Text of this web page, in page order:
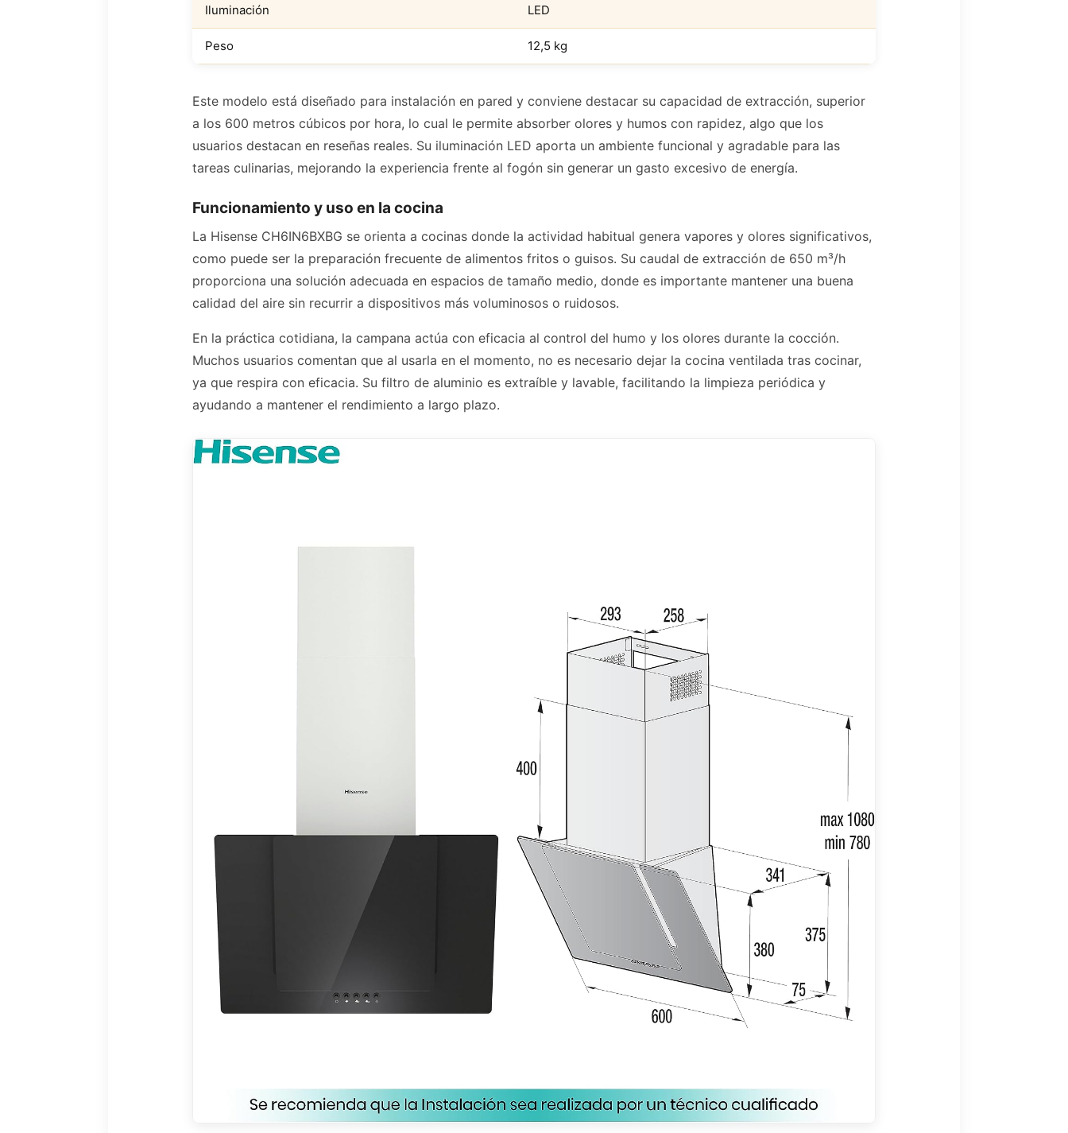
Iluminación LED
Peso 12,5 kg
Este modelo está diseñado para instalación en pared y conviene destacar su capacidad de extracción, superior
a los 600 metros cúbicos por hora, lo cual le permite absorber olores y humos con rapidez, algo que los
usuarios destacan en reseñas reales. Su iluminación LED aporta un ambiente funcional y agradable para las
tareas culinarias, mejorando la experiencia frente al fogón sin generar un gasto excesivo de energía.
Funcionamiento y uso en la cocina
La Hisense CH6IN6BXBG se orienta a cocinas donde la actividad habitual genera vapores y olores significativos,
como puede ser la preparación frecuente de alimentos fritos o guisos. Su caudal de extracción de 650 m³/h
proporciona una solución adecuada en espacios de tamaño medio, donde es importante mantener una buena
calidad del aire sin recurrir a dispositivos más voluminosos o ruidosos.
En la práctica cotidiana, la campana actúa con eficacia al control del humo y los olores durante la cocción.
Muchos usuarios comentan que al usarla en el momento, no es necesario dejar la cocina ventilada tras cocinar,
ya que respira con eficacia. Su filtro de aluminio es extraíble y lavable, facilitando la limpieza periódica y
ayudando a mantener el rendimiento a largo plazo.